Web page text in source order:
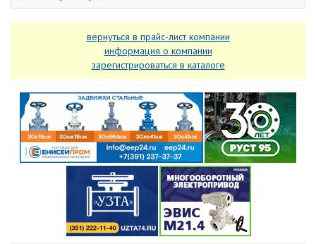
вернуться в прайс-лист компании
информация о компании
зарегистрироваться в каталоге